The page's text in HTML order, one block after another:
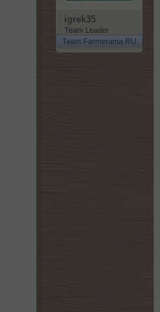
igrek35
Team Leader
Team Farmerama RU